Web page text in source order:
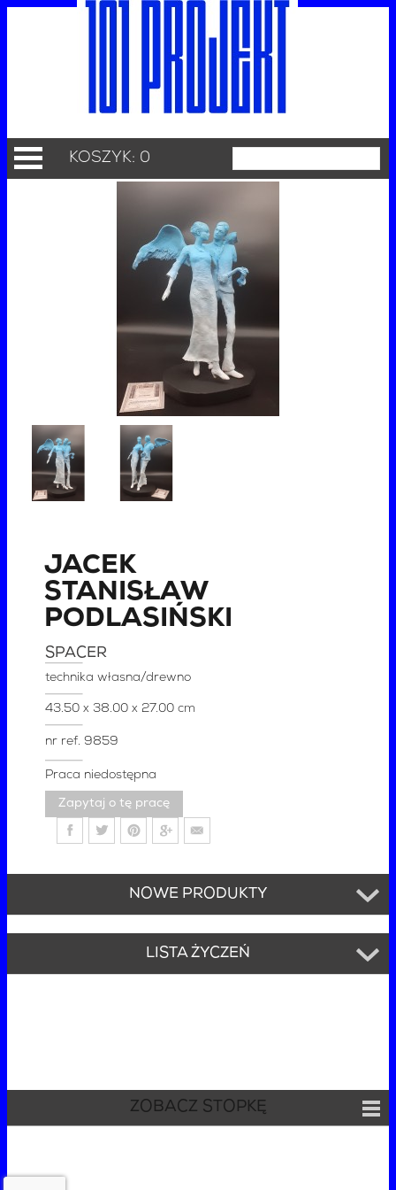
KOSZYK: 0
JACEK
STANISŁAW
PODLASIŃSKI
SPACER
technika własna/drewno
43.50 x 38.00 x 27.00 cm
nr ref.9859
Praca niedostępna
Zapytaj o tę pracę
NOWE PRODUKTY
LISTA ŻYCZEŃ
ZOBACZ STOPKĘ